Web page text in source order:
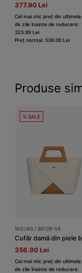
377.90 Lei
Cel mai mic preț din ultimele
de zile înainte de reducere:
323.99 Lei
Preț normal: 539.00 Lei
Produse
% SALE
WOJAS / 80128-54
356.90 Lei
Cel mai mic preț din ultimele
de zile înainte de reducere: